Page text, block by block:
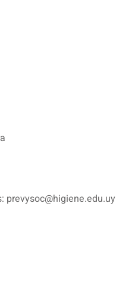
prevysoc@higiene.edu.uy